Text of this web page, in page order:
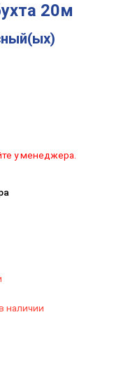
20м
у менеджера.
наличии